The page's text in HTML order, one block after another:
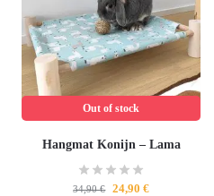
Out of stock
Hangmat Konijn – Lama
34,90€ 24,90 €